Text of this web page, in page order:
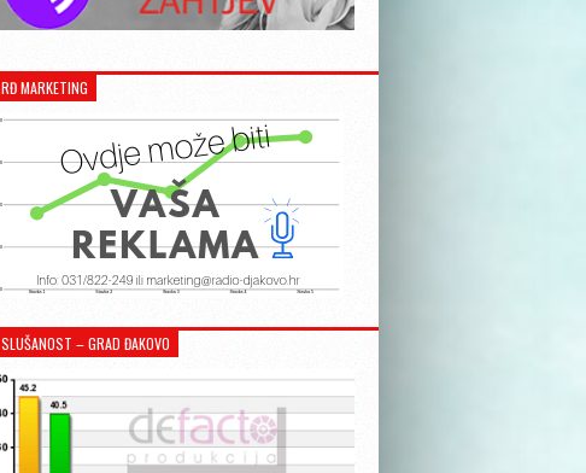
RĐ MARKETING
SLUŠANOST – GRAD ĐAKOVO